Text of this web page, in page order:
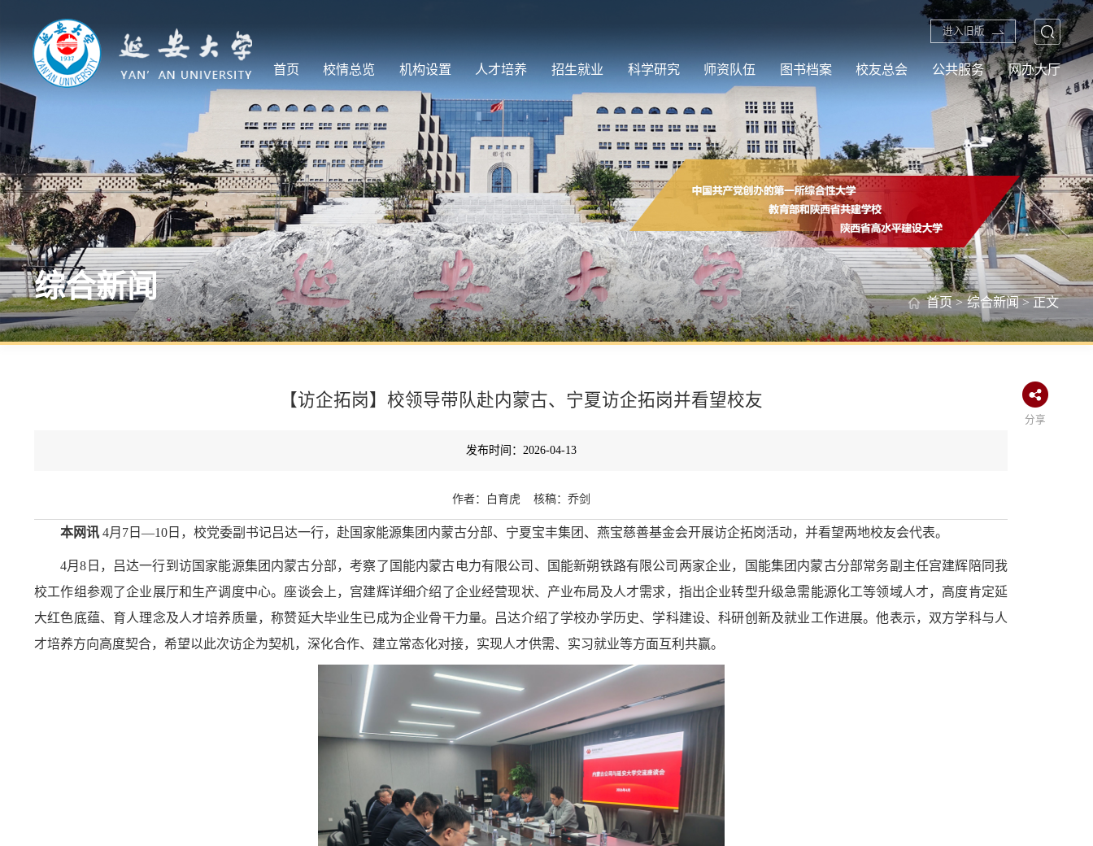
进入旧版
首页 校情总览 机构设置 人才培养 招生就业 科学研究 师资队伍 图书档案 校友总会 公共服务 网办大厅
综合新闻 首页 > 综合新闻 > 正文
【访企拓岗】校领导带队赴内蒙古、宁夏访企拓岗并看望校友
分享
发布时间：2026-04-13
作者：白育虎 核稿：乔剑
本网讯 4月7日—10日，校党委副书记吕达一行，赴国家能源集团内蒙古分部、宁夏宝丰集团、燕宝慈善基金会开展访企拓岗活动，并看望两地校友会代表。
4月8日，吕达一行到访国家能源集团内蒙古分部，考察了国能内蒙古电力有限公司、国能新朔铁路有限公司两家企业， 国能集团内蒙古分部常务副主任宫建辉陪同我
校工作组参观了企业展厅和生产调度中心。座谈会上，宫建辉详细介绍了企业经营现状、产业布局及人才需求，指出企业转型升级急需能源化工等领域人才，高度肯定延
大红色底蕴、育人理念及人才培养质量，称赞延大毕业生已成为企业骨干力量。吕达介绍了学校办学历史、学科建设、科研创新及就业工作进展。他表示，双方学科与人
才培养方向高度契合，希望以此次访企为契机，深化合作、建立常态化对接，实现人才供需、实习就业等方面互利共赢。